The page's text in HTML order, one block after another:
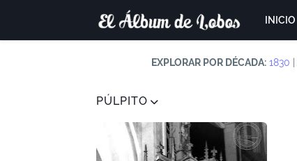
INICIO
EXPLORAR POR DÉCADA: 1830
PÚLPITO